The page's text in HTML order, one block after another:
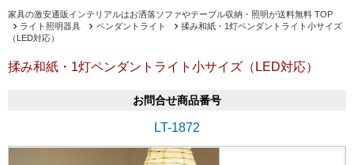
家具の激安通販インテリアルはお洒落ソファやテーブル収納・照明が送料無料 TOP
ライト照明器具
ペンダントライト
揉み和紙・1灯ペンダントライト小サイズ
（LED対応）
揉み和紙・1灯ペンダントライト小サイズ（LED対応）
お問合せ商品番号
LT-1872